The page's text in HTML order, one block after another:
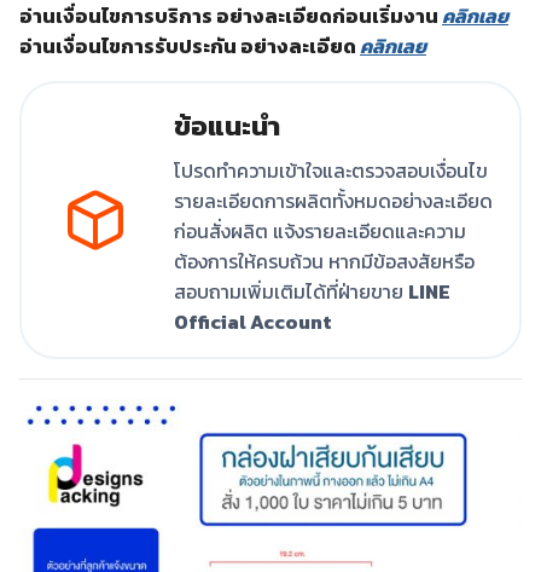
อ่านเงื่อนไขการบริการ อย่างละเอียดก่อนเริ่มงานคลิกเลย
อ่านเงื่อนไขการรับประกัน อย่างละเอียดคลิกเลย
ข้อแนะนำ
โปรดทำความเข้าใจและตรวจสอบเงื่อนไข
รายละเอียดการผลิตทั้งหมดอย่างละเอียด
ก่อนสั่งผลิต แจ้งรายละเอียดและความ
ต้องการให้ครบถ้วน หากมีข้อสงสัยหรือ
สอบถามเพิ่มเติมได้ที่ฝ่ายขาย LINE
Official Account